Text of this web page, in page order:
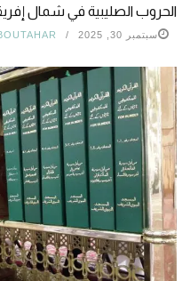
الحروب الصليبية في شمال
سبتمبر 30, 2025